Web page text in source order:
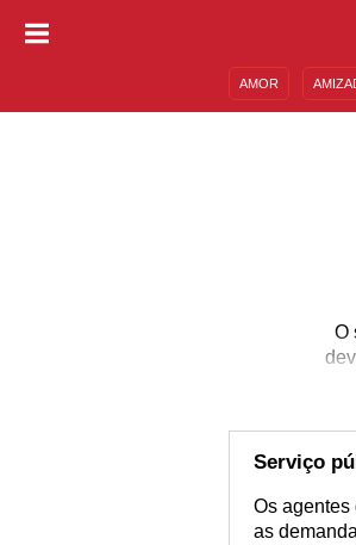
AMOR
O
Serviço
Os agentes
as